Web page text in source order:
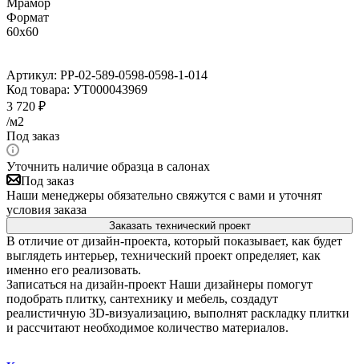
Формат
60x60
Артикул: PP-02-589-0598-0598-1-014
Код товара: УТ000043969
3 720 ₽
/м2
Под заказ
Уточнить наличие образца в салонах
Под заказ
Наши менеджеры обязательно свяжутся с вами и уточнят
условия заказа
Заказать технический проект
В отличие от дизайн-проекта, который показывает, как будет
выглядеть интерьер, технический проект определяет, как
именно его реализовать.
Записаться на дизайн-проект Наши дизайнеры помогут
подобрать плитку, сантехнику и мебель, создадут
реалистичную 3D-визуализацию, выполнят раскладку плитки
и рассчитают необходимое количество материалов.